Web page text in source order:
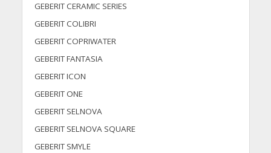
GEBERIT CERAMIC SERIES
GEBERIT COLIBRI
GEBERIT COPRIWATER
GEBERIT FANTASIA
GEBERIT ICON
GEBERIT ONE
GEBERIT SELNOVA
GEBERIT SELNOVA SQUARE
GEBERIT SMYLE